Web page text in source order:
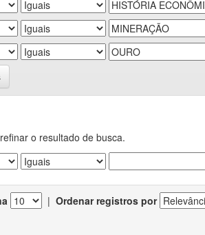
o resultado de busca.
| Ordenar registros por